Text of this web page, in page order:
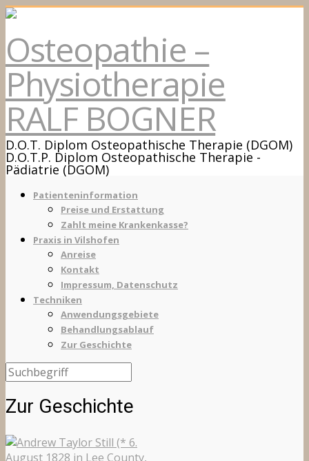
Osteopathie –
Physiotherapie
RALF BOGNER
D.O.T. Diplom Osteopathische Therapie (DGOM)
D.O.T.P. Diplom Osteopathische Therapie -
Pädiatrie (DGOM)
Patienteninformation
Preise und Erstattung
Zahlt meine Krankenkasse?
Praxis in Vilshofen
Anreise
Kontakt
Impressum, Datenschutz
Techniken
Anwendungsgebiete
Behandlungsablauf
Zur Geschichte
Zur Geschichte